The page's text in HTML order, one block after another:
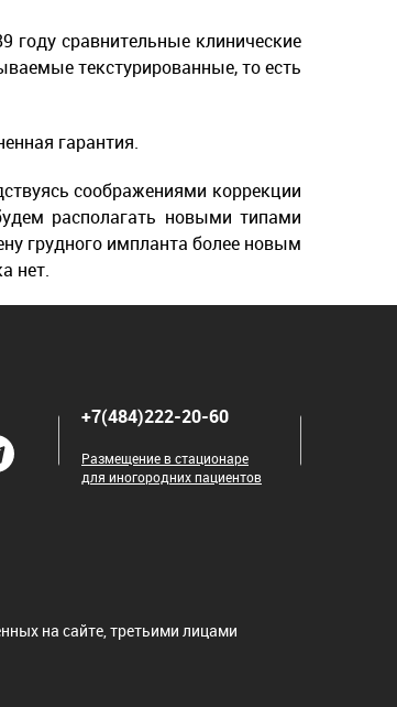
сравнительные клинические
текстурированные, то есть
гарантия.
соображениями коррекции
располагать новыми типами
грудного импланта более новым
нет.
+7(484)222-20-60
Размещение в стационаре
для иногородних пациентов
на сайте, третьими лицами